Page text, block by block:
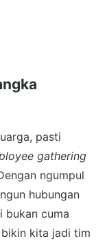
pasti
gathering
ngumpul
hubungan
bukan cuma
kita jadi tim